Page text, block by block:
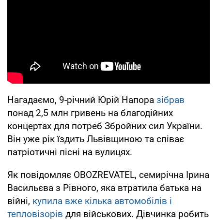
Нагадаємо, 9-річний Юрій Напора зібрав
понад 2,5 млн гривень на благодійних
концертах для потреб Збройних сил України.
Він уже рік їздить Львівщиною та співає
патріотичні пісні на вулицях.
Як повідомляє OBOZREVATEL, семирічна Ірина
Васильєва з Рівного, яка втратила батька на
війні, купила вже кілька автомобілів і
тепловізорів для військових. Дівчинка робить